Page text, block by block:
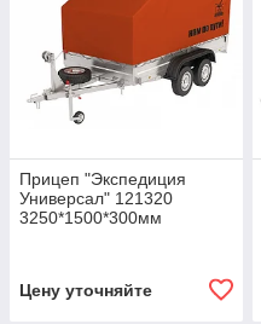
Прицеп "Экспедиция
Универсал" 121320
3250*1500*300мм
Цену уточняйте